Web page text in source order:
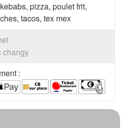
pizza, poulet frit,
tacos, tex mex
changy
: